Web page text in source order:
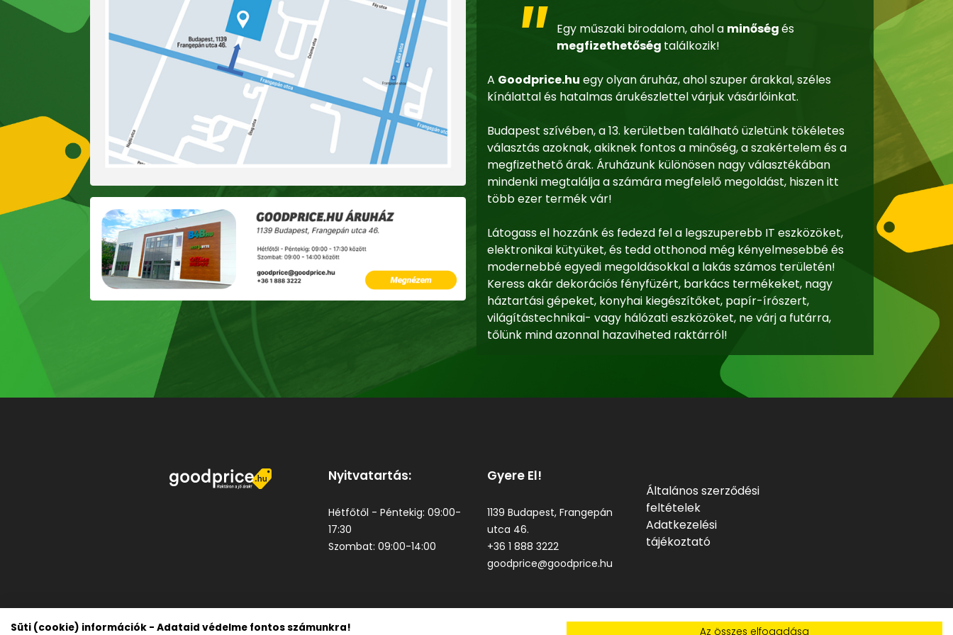
Egy műszaki birodalom, ahol a minőségés
megfizethetőség találkozik!
A Goodprice.hu egy olyan áruház, ahol szuper árakkal, széles
kínálattal és hatalmas árukészlettel várjuk vásárlóinkat.
Budapest szívében, a 13. kerületben található üzletünk tökéletes
választás azoknak, akiknek fontos a minőség, a szakértelem és a
megfizethető árak. Áruházunk különösen nagy választékában
mindenki megtalálja a számára megfelelő megoldást, hiszen itt
több ezer termék vár!
Látogass el hozzánk és fedezd fel a legszuperebb IT eszközöket,
elektronikai kütyüket, és tedd otthonod még kényelmesebbé és
modernebbé egyedi megoldásokkal a lakás számos területén!
Keress akár dekorációs fényfüzért, barkács termékeket, nagy
háztartási gépeket, konyhai kiegészítőket, papír-írószert,
világítástechnikai- vagy hálózati eszközöket, ne várj a futárra,
tőlünk mind azonnal hazaviheted raktárról!
Nyitvatartás:
Hétfőtől - Péntekig: 09:00-
17:30
Szombat: 09:00-14:00
Gyere El!
1139 Budapest, Frangepán
utca 46.
+36 1 888 3222
goodprice@goodprice.hu
Általános szerződési
feltételek
Adatkezelési
tájékoztató
Süti (cookie) információk - Adataid védelme fontos számunkra! Az összes elfogadása